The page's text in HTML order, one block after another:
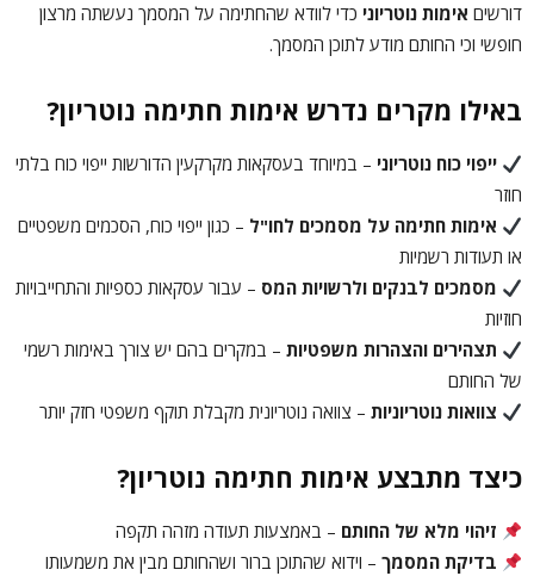
דורשים אימות נוטריוני כדי לוודא שהחתימה על המסמך נעשתה מרצון
חופשי וכי החותם מודע לתוכן המסמך.
באילו מקרים נדרש אימות חתימה נוטריון?
ייפוי כוח נוטריוני – במיוחד בעסקאות מקרקעין הדורשות ייפוי כוח בלתי
חוזר
אימות חתימה על מסמכים לחו"ל – כגון ייפוי כוח, הסכמים משפטיים
או תעודות רשמיות
מסמכים לבנקים ולרשויות המס – עבור עסקאות כספיות והתחייבויות
חוזיות
תצהירים והצהרות משפטיות – במקרים בהם יש צורך באימות רשמי
של החותם
צוואות נוטריוניות – צוואה נוטריונית מקבלת תוקף משפטי חזק יותר
כיצד מתבצע אימות חתימה נוטריון?
זיהוי מלא של החותם – באמצעות תעודה מזהה תקפה
בדיקת המסמך – וידוא שהתוכן ברור ושהחותם מבין את משמעותו